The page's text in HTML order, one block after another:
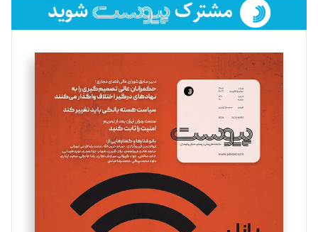
فائزه فتحی رستمی
تحریریه
سروش کرمیان
تحریریه
مینا پاکدل